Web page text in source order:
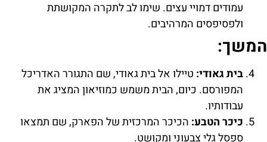
עמודים דמויי עצים. שימו לב לתקרה המקושתת
ולפסיפסים המרהיבים.
המשך:
בית גאודי: טיילו אל בית גאודי, שם התגורר האדריכל
המפורסם. כיום, הבית משמש כמוזיאון המציג את
עבודותיו.
כיכר הטבע: הכיכר המרכזית של הפארק, שם תמצאו
ספסל גלי צבעוני ומקושט.